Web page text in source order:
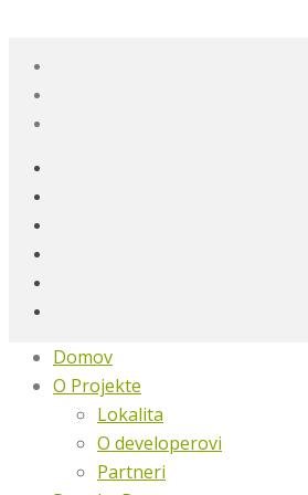
Domov
O Projekte
Lokalita
O developerovi
Partneri